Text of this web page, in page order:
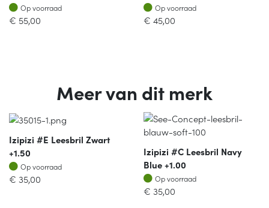
Op voorraad
Op voorraad
€ 55,00
Op voorraad
Op voorraad
€ 45,00
Meer van dit merk
Izipizi #E Leesbril Zwart
+1.50
Op voorraad
Op voorraad
€ 35,00
Izipizi #C Leesbril Navy
Blue +1.00
Op voorraad
Op voorraad
€ 35,00